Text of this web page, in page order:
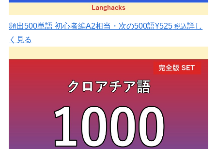
頻出500単語 初心者編A2相当・次の500語¥525 税込詳し
く見る